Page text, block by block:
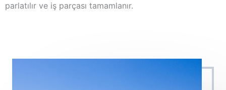
parlatılır ve iş parçası tamamlanır.